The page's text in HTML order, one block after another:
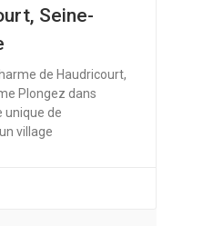
Seine-
de Haudricourt,
Plongez dans
unique de
village